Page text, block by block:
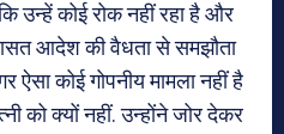
उन्हें कोई रोक नहीं रहा है और
आदेश की वैधता से समझौता
ऐसा कोई गोपनीय मामला नहीं है
को क्यों नहीं. उन्होंने जोर देकर